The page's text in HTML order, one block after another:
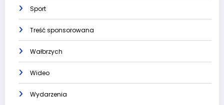
Sport
Treść sponsorowana
Wałbrzych
Wideo
Wydarzenia